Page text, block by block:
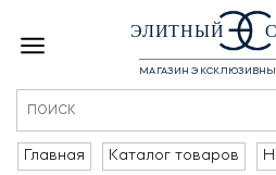
ЭЛИТНЫЙ
МАГАЗИН
Главная Каталог товаров